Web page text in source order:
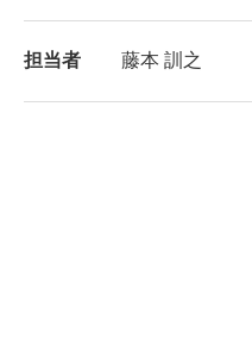
担当者 藤本 訓之